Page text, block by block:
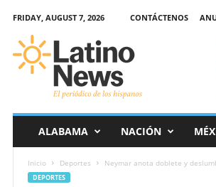
FRIDAY, AUGUST 7, 2026 CONTÁCTENOS
ALABAMA NACIÓN
Inicio Deportes Neymar anota doblete y
DEPORTES